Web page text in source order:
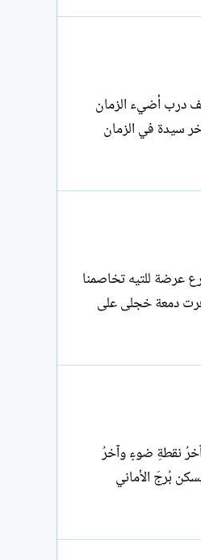
درب أضيء الزمان
سيدة في الزمان
عرضة للتيه تخاصمنا
فرت دمعة خجلى على
آخرُ نقطةِ ضوءٍ وآخرُ
بُرجَ الأماني